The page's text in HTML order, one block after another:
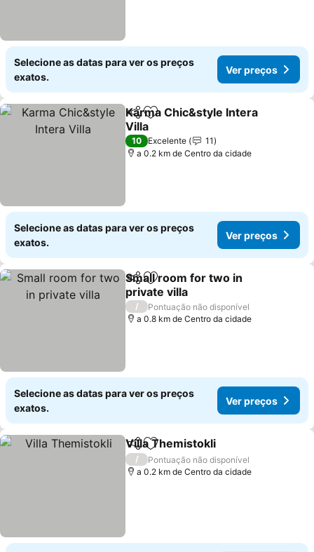
Selecione as datas para ver os preços
exatos.
Ver preços
PartilharAdicionar aos favoritos
Karma Chic&style Intera
Villa
Ver preços
10 Excelente
11
a 0.2 km de Centro da cidade
Selecione as datas para ver os preços
exatos.
Ver preços
PartilharAdicionar aos favoritos
Small room for two in
private villa
Ver preços
/
Pontuação não disponível
a 0.8 km de Centro da cidade
Selecione as datas para ver os preços
exatos.
Ver preços
PartilharAdicionar aos favoritos
Villa Themistokli
/
Pontuação não disponível
a 0.2 km de Centro da cidade